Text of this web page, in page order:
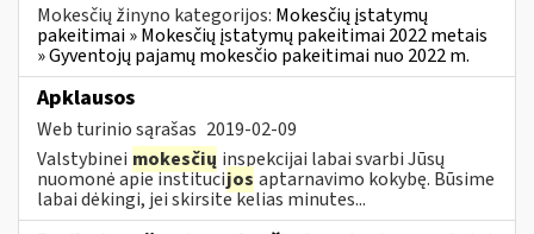
Mokesčių žinyno kategorijos: Mokesčių įstatymų
pakeitimai » Mokesčių įstatymų pakeitimai 2022 metais
» Gyventojų pajamų mokesčio pakeitimai nuo 2022 m.
Apklausos
Web turinio sąrašas 2019-02-09
Valstybinei mokesčių inspekcijai labai svarbi Jūsų
nuomonė apie institucijos aptarnavimo kokybę. Būsime
labai dėkingi, jei skirsite kelias minutes...